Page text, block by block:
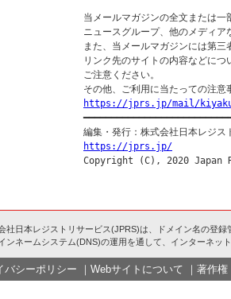
当メールマガジンの全文または一
ニュースグループ、他のメディ
また、当メールマガジンには第
リンク先のサイトの内容などに
ご注意ください。
https://jprs.jp/mail/
https://jprs.jp/
社日本レジストリサービス(JPRS)は、ドメイン名の登録
ンネームシステム(DNS)の運用を通して、インターネッ
バシーポリシー ｜ Webサイトについて ｜ 著作権